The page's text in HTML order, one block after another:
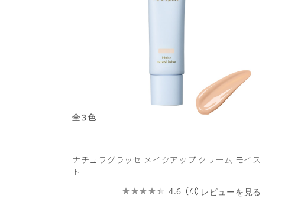
ナチュラグラッセ メイクアップ クリーム モイス
ト
4.6 （73） レビューを見る